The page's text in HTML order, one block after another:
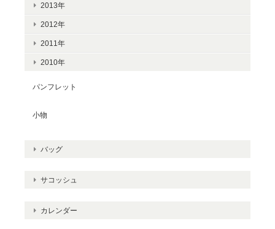
2013年
2012年
2011年
2010年
パンフレット
小物
バッグ
サコッシュ
カレンダー